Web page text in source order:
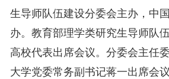
生导师队伍建设分委会主办，中
办。教育部理学类研究生导师队
高校代表出席会议。 分委会主任
大学党委常务副书记蒋一出席会议